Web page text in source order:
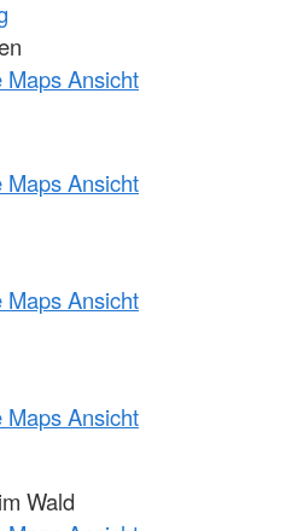
Maps Ansicht
Maps Ansicht
Maps Ansicht
Maps Ansicht
Wald